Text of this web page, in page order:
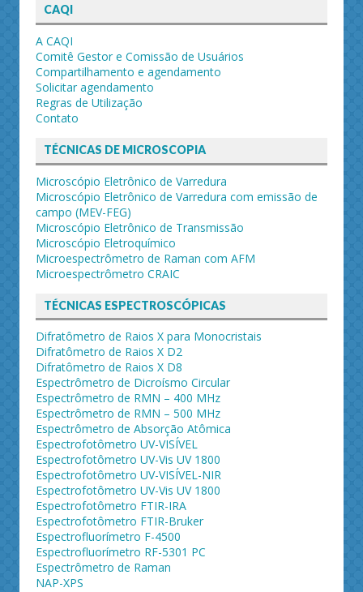
CAQI
A CAQI
Comitê Gestor e Comissão de Usuários
Compartilhamento e agendamento
Solicitar agendamento
Regras de Utilização
Contato
TÉCNICAS DE MICROSCOPIA
Microscópio Eletrônico de Varredura
Microscópio Eletrônico de Varredura com emissão de
campo (MEV-FEG)
Microscópio Eletrônico de Transmissão
Microscópio Eletroquímico
Microespectrômetro de Raman com AFM
Microespectrômetro CRAIC
TÉCNICAS ESPECTROSCÓPICAS
Difratômetro de Raios X para Monocristais
Difratômetro de Raios X D2
Difratômetro de Raios X D8
Espectrômetro de Dicroísmo Circular
Espectrômetro de RMN – 400 MHz
Espectrômetro de RMN – 500 MHz
Espectrômetro de Absorção Atômica
Espectrofotômetro UV-VISÍVEL
Espectrofotômetro UV-Vis UV 1800
Espectrofotômetro UV-VISÍVEL-NIR
Espectrofotômetro UV-Vis UV 1800
Espectrofotômetro FTIR-IRA
Espectrofotômetro FTIR-Bruker
Espectrofluorímetro F-4500
Espectrofluorímetro RF-5301 PC
Espectrômetro de Raman
NAP-XPS